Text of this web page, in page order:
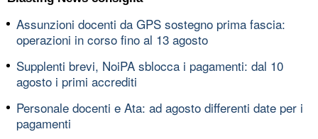
Assunzioni docenti da GPS sostegno prima fascia:
operazioni in corso fino al 13 agosto
Supplenti brevi, NoiPA sblocca i pagamenti: dal 10
agosto i primi accrediti
Personale docenti e Ata: ad agosto differenti date per i
pagamenti